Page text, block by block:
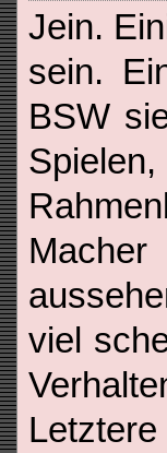
Jein.
sein.
BSW
viel